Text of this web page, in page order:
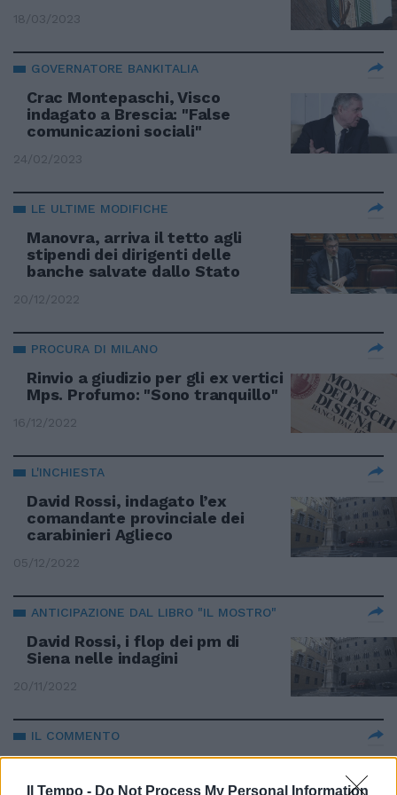
Il Tempo - Do Not Process My Personal Information
18/03/2023
GOVERNATORE BANKITALIA
Crac Montepaschi, Visco
indagato a Brescia: "False
comunicazioni sociali"
24/02/2023
LE ULTIME MODIFICHE
Manovra, arriva il tetto agli
stipendi dei dirigenti delle
banche salvate dallo Stato
20/12/2022
PROCURA DI MILANO
Rinvio a giudizio per gli ex vertici
Mps. Profumo: "Sono tranquillo"
16/12/2022
L'INCHIESTA
David Rossi, indagato l’ex
comandante provinciale dei
carabinieri Aglieco
05/12/2022
ANTICIPAZIONE DAL LIBRO "IL MOSTRO"
David Rossi, i flop dei pm di
Siena nelle indagini
20/11/2022
IL COMMENTO
Caso David Rossi, la grande
occasione di redenzione per il